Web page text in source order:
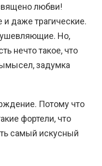
любви!
и даже трагические.
Но,
нечто такое, что
задумка
Потому что
фортели, что
самый искусный